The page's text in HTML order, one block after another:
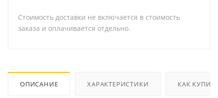
Стоимость доставки не включается в стоимость
заказа и оплачивается отдельно.
ОПИСАНИЕ ХАРАКТЕРИСТИКИ КАК